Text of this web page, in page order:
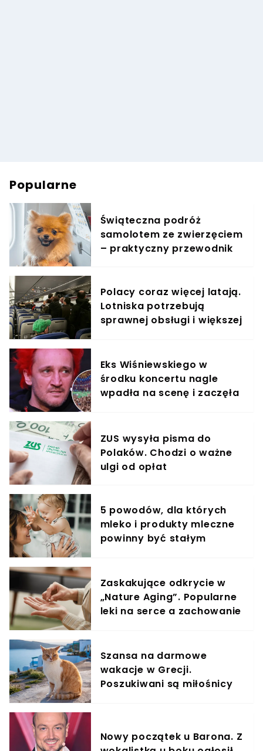
Popularne
Świąteczna podróż
samolotem ze zwierzęciem
– praktyczny przewodnik
Polacy coraz więcej latają.
Lotniska potrzebują
sprawnej obsługi i większej
Eks Wiśniewskiego w
środku koncertu nagle
wpadła na scenę i zaczęła
ZUS wysyła pisma do
Polaków. Chodzi o ważne
ulgi od opłat
5 powodów, dla których
mleko i produkty mleczne
powinny być stałym
Zaskakujące odkrycie w
„Nature Aging”. Popularne
leki na serce a zachowanie
Szansa na darmowe
wakacje w Grecji.
Poszukiwani są miłośnicy
Nowy początek u Barona. Z